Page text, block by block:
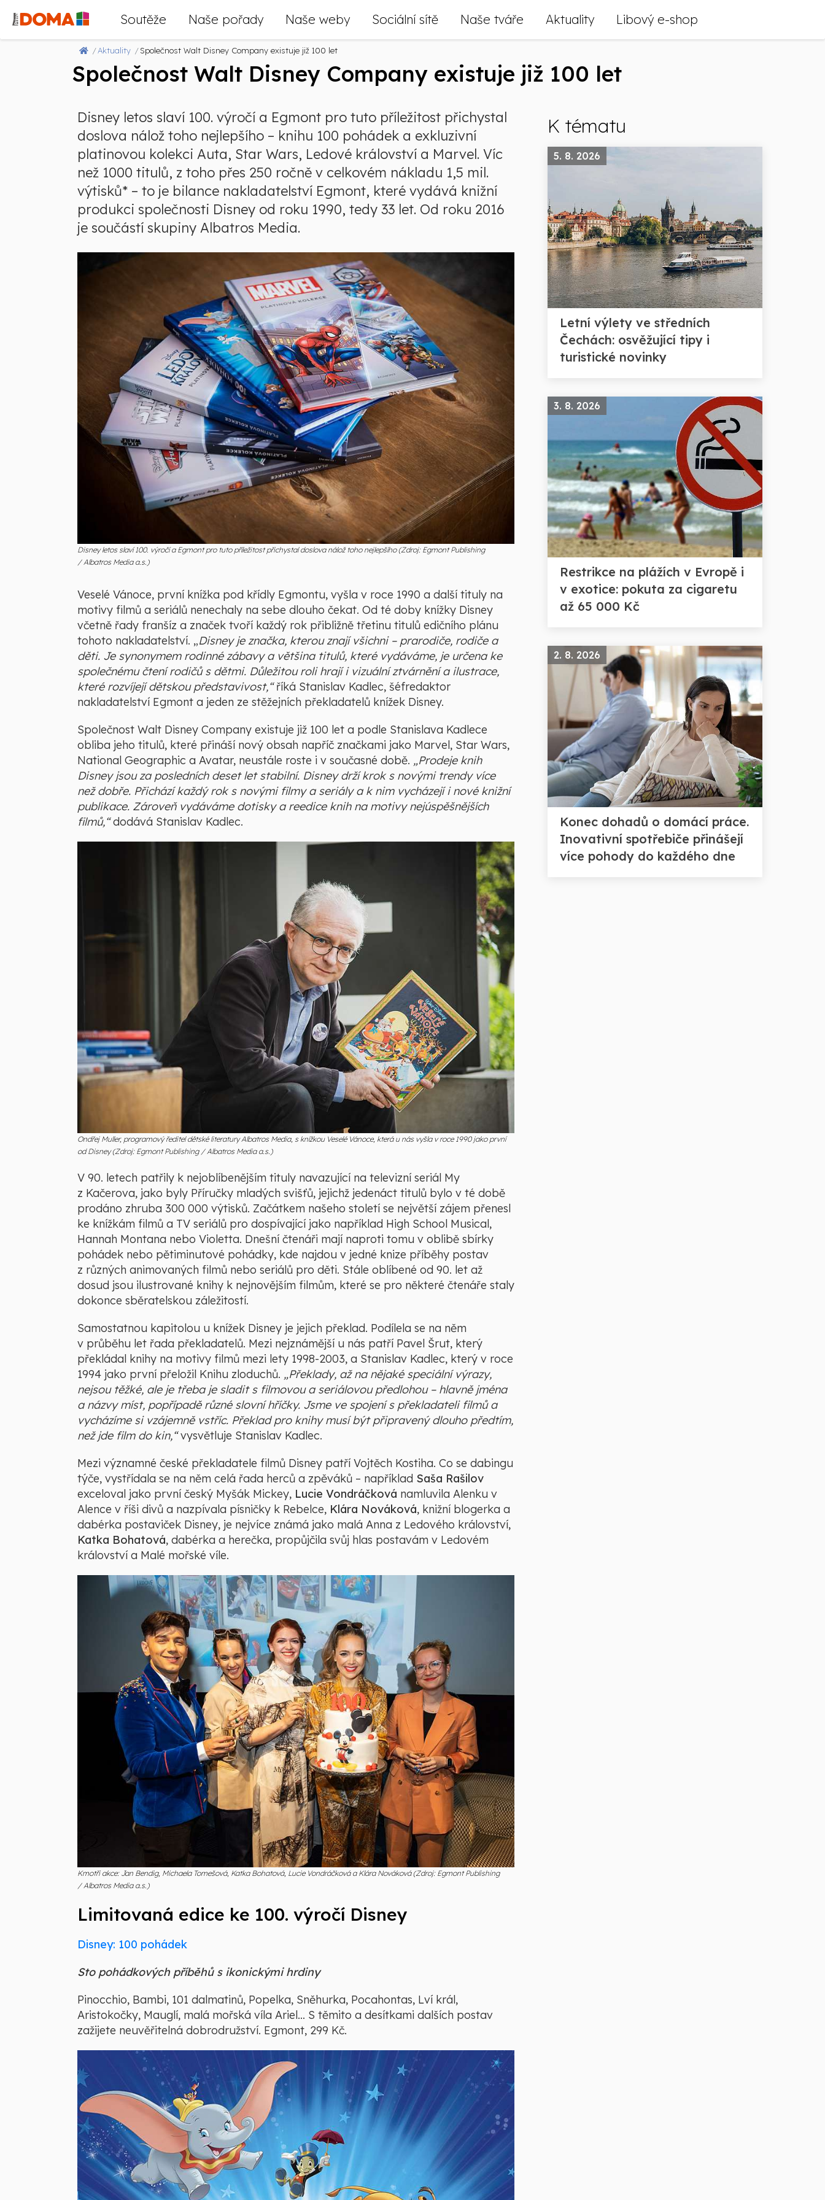
Soutěže Naše pořady Naše weby Sociální sítě Naše tváře Aktuality Libový e-shop
Aktuality Společnost Walt Disney Company existuje již 100 let
Společnost Walt Disney Company existuje již 100 let
Disney letos slaví 100. výročí a Egmont pro tuto příležitost přichystal
doslova nálož toho nejlepšího – knihu 100 pohádek a exkluzivní
platinovou kolekci Auta, Star Wars, Ledové království a Marvel. Víc
než 1000 titulů, z toho přes 250 ročně v celkovém nákladu 1,5 mil.
výtisků* – to je bilance nakladatelství Egmont, které vydává knižní
produkci společnosti Disney od roku 1990, tedy 33 let. Od roku 2016
je součástí skupiny Albatros Media.
Disney letos slaví 100. výročí a Egmont pro tuto příležitost přichystal doslova nálož toho nejlepšího (Zdroj: Egmont Publishing
/ Albatros Media a.s.)
Veselé Vánoce, první knížka pod křídly Egmontu, vyšla v roce 1990 a další tituly na
motivy filmů a seriálů nenechaly na sebe dlouho čekat. Od té doby knížky Disney
včetně řady franšíz a značek tvoří každý rok přibližně třetinu titulů edičního plánu
tohoto nakladatelství. „Disney je značka, kterou znají všichni – prarodiče, rodiče a
děti. Je synonymem rodinné zábavy a většina titulů, které vydáváme, je určena ke
společnému čtení rodičů s dětmi. Důležitou roli hrají i vizuální ztvárnění a ilustrace,
které rozvíjejí dětskou představivost,“říká Stanislav Kadlec, šéfredaktor
nakladatelství Egmont a jeden ze stěžejních překladatelů knížek Disney.
Společnost Walt Disney Company existuje již 100 let a podle Stanislava Kadlece
obliba jeho titulů, které přináší nový obsah napříč značkami jako Marvel, Star Wars,
National Geographic a Avatar, neustále roste i v současné době. „Prodeje knih
Disney jsou za posledních deset let stabilní. Disney drží krok s novými trendy více
než dobře. Přichází každý rok s novými filmy a seriály a k nim vycházejí i nové knižní
publikace. Zároveň vydáváme dotisky a reedice knih na motivy nejúspěšnějších
filmů,“dodává Stanislav Kadlec.
Ondřej Muller, programový ředitel dětské literatury Albatros Media, s knížkou Veselé Vánoce, která u nás vyšla v roce 1990 jako první
od Disney (Zdroj: Egmont Publishing / Albatros Media a.s.)
V 90. letech patřily k nejoblíbenějším tituly navazující na televizní seriál My
z Kačerova, jako byly Příručky mladých svišťů, jejichž jedenáct titulů bylo v té době
prodáno zhruba 300 000 výtisků. Začátkem našeho století se největší zájem přenesl
ke knížkám filmů a TV seriálů pro dospívající jako například High School Musical,
Hannah Montana nebo Violetta. Dnešní čtenáři mají naproti tomu v oblibě sbírky
pohádek nebo pětiminutové pohádky, kde najdou v jedné knize příběhy postav
z různých animovaných filmů nebo seriálů pro děti. Stále oblíbené od 90. let až
dosud jsou ilustrované knihy k nejnovějším filmům, které se pro některé čtenáře staly
dokonce sběratelskou záležitostí.
Samostatnou kapitolou u knížek Disney je jejich překlad. Podílela se na něm
v průběhu let řada překladatelů. Mezi nejznámější u nás patří Pavel Šrut, který
překládal knihy na motivy filmů mezi lety 1998-2003, a Stanislav Kadlec, který v roce
1994 jako první přeložil Knihu zloduchů. „Překlady, až na nějaké speciální výrazy,
nejsou těžké, ale je třeba je sladit s filmovou a seriálovou předlohou – hlavně jména
a názvy míst, popřípadě různé slovní hříčky. Jsme ve spojení s překladateli filmů a
vycházíme si vzájemně vstříc. Překlad pro knihy musí být připravený dlouho předtím,
než jde film do kin,“vysvětluje Stanislav Kadlec.
Mezi významné české překladatele filmů Disney patří Vojtěch Kostiha. Co se dabingu
týče, vystřídala se na něm celá řada herců a zpěváků – například Saša Rašilov
exceloval jako první český Myšák Mickey, Lucie Vondráčková namluvila Alenku v
Alence v říši divů a nazpívala písničky k Rebelce, Klára Nováková, knižní blogerka a
dabérka postaviček Disney, je nejvíce známá jako malá Anna z Ledového království,
Katka Bohatová, dabérka a herečka, propůjčila svůj hlas postavám v Ledovém
království a Malé mořské víle.
Kmotři akce: Jan Bendig, Michaela Tomešová, Katka Bohatová, Lucie Vondráčková a Klára Nováková (Zdroj: Egmont Publishing
/ Albatros Media a.s.)
Limitovaná edice ke 100. výročí Disney
Disney: 100 pohádek
Sto pohádkových příběhů s ikonickými hrdiny
Pinocchio, Bambi, 101 dalmatinů, Popelka, Sněhurka, Pocahontas, Lví král,
Aristokočky, Mauglí, malá mořská víla Ariel… S těmito a desítkami dalších postav
zažijete neuvěřitelná dobrodružství. Egmont, 299 Kč.
K tématu
5. 8. 2026
Letní výlety ve středních
Čechách: osvěžující tipy i
turistické novinky
3. 8. 2026
Restrikce na plážích v Evropě i
v exotice: pokuta za cigaretu
až 65 000 Kč
2. 8. 2026
Konec dohadů o domácí práce.
Inovativní spotřebiče přinášejí
více pohody do každého dne